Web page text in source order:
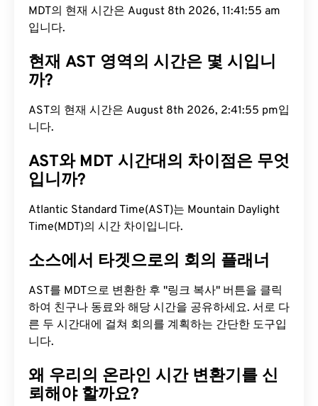
MDT의 현재 시간은 August 8th 2026, 11:41:56 am
입니다.
현재 AST 영역의 시간은 몇 시입니
까?
AST의 현재 시간은 August 8th 2026, 2:41:56 pm입
니다.
AST와 MDT 시간대의 차이점은 무엇
입니까?
Atlantic Standard Time(AST)는 Mountain Daylight
Time(MDT)의 시간 차이입니다.
소스에서 타겟으로의 회의 플래너
AST를 MDT으로 변환한 후 "링크 복사" 버튼을 클릭
하여 친구나 동료와 해당 시간을 공유하세요. 서로 다
른 두 시간대에 걸쳐 회의를 계획하는 간단한 도구입
니다.
왜 우리의 온라인 시간 변환기를 신
뢰해야 할까요?